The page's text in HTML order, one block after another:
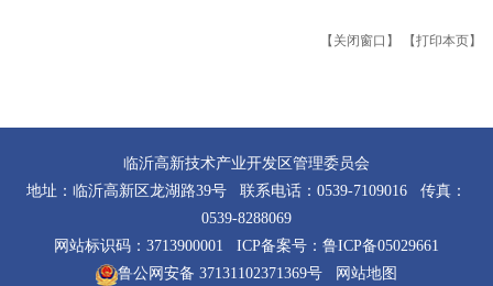
【关闭窗口】 【打印本页】
临沂高新技术产业开发区管理委员会
地址：临沂高新区龙湖路39号 联系电话：0539-7109016 传真：
0539-8288069
网站标识码：3713900001 ICP备案号： 鲁ICP备05029661
鲁公网安备 37131102371369号
网站地图